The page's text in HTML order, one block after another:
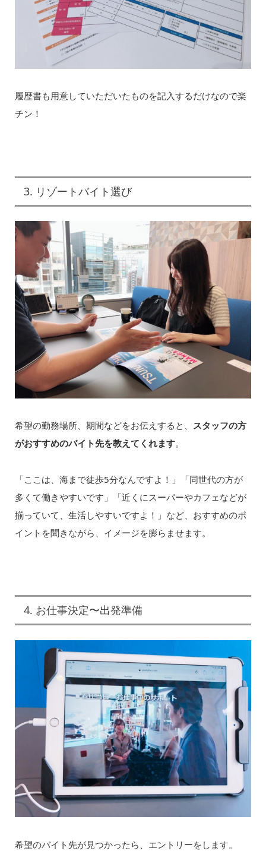
履歴書も用意していただいたものを記入するだけなので楽
チン！
3. リゾートバイト選び
希望の勤務場所、期間などをお伝えすると、 スタッフの方
がおすすめのバイト先を教えてくれます。
「ここは、海まで徒歩5分なんですよ！」「同世代の方が
多くて働きやすいです」「近くにスーパーやカフェなどが
揃っていて、生活しやすいですよ！」など、おすすめのポ
イントを聞きながら、イメージを膨らませます。
4. お仕事決定〜出発準備
希望のバイト先が見つかったら、エントリーをします。